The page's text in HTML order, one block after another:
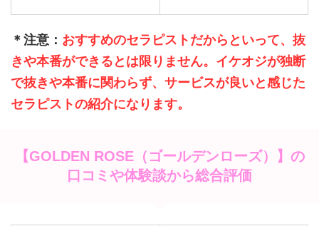
＊注意： おすすめのセラピストだからといって、抜
きや本番ができるとは限りません。イケオジが独断
で抜きや本番に関わらず、サービスが良いと感じた
セラピストの紹介になります。
【GOLDEN ROSE（ゴールデンローズ）】の
口コミや体験談から総合評価